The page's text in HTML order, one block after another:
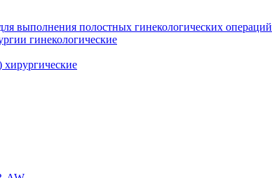
выполнения полостных гинекологических операций
гинекологические